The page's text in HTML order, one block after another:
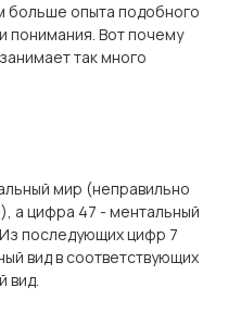
больше опыта подобного
понимания. Вот почему
так много
мир (неправильно
а цифра 47 - ментальный
последующих цифр 7
вид в соответствующих
вид.